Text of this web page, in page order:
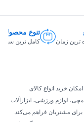
ترین زمان
تنوع
کامل ترین سبد
خرید انواع کالای
لوازم ورزشی، ابزارآلات
مشتریان فراهم می‌کند.